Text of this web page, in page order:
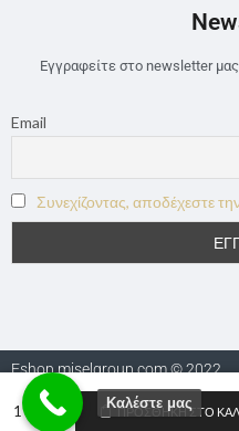
ΠΡΟΣΘΉΚΗ ΣΤΟ
Εγγραφείτε στο newsletter
Email
Συνεχίζοντας, αποδέχεστε
Eshop.miselgroup.com © 2022
Καλέστε μας